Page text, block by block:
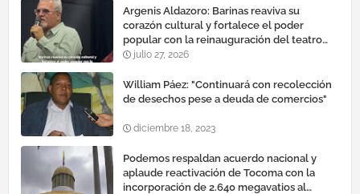
Argenis Aldazoro: Barinas reaviva su
corazón cultural y fortalece el poder
popular con la reinauguración del teatro
esteban ruiz guevara
julio 27, 2026
William Páez: "Continuará con recolección
de desechos pese a deuda de comercios"
diciembre 18, 2023
Podemos respaldan acuerdo nacional y
aplaude reactivación de Tocoma con la
incorporación de 2.640 megavatios al